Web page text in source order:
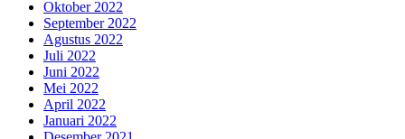
Oktober 2022
September 2022
Agustus 2022
Juli 2022
Juni 2022
Mei 2022
April 2022
Januari 2022